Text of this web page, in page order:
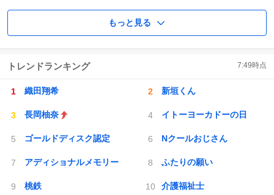
もっと見る
トレンドランキング 7:49時点
織田翔希 新垣くん
長岡柚奈 イトーヨーカドーの日
ゴールドディスク認定 Nクールおじさん
アディショナルメモリー ふたりの願い
桃鉄 介護福祉士